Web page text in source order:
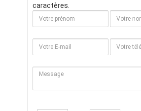
caractères.